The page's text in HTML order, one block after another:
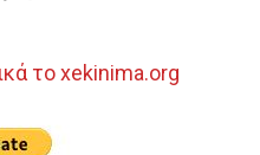
το xekinima.org